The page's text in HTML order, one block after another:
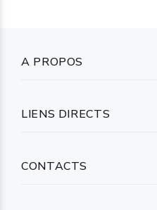
A PROPOS
LIENS DIRECTS
CONTACTS